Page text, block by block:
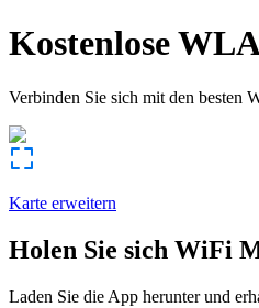
Kostenlose
Verbinden Sie sich mit den besten
Karte erweitern
Holen Sie sich WiFi
Laden Sie die App herunter und